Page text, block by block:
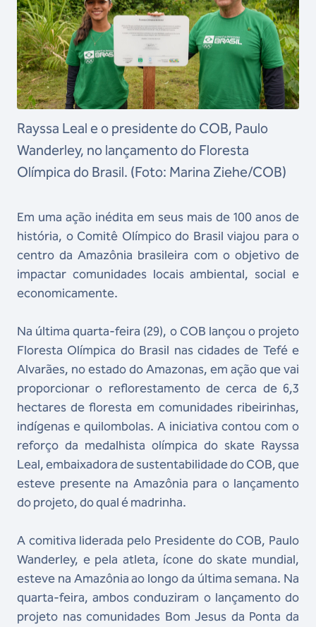
Rayssa Leal e o presidente do COB, Paulo
Wanderley, no lançamento do Floresta
Olímpica do Brasil. (Foto: Marina Ziehe/COB)
Em uma ação inédita em seus mais de 100 anos de
história, o Comitê Olímpico do Brasil viajou para o
centro da Amazônia brasileira com o objetivo de
impactar comunidades locais ambiental, social e
economicamente.
Na última quarta-feira (29), o COB lançou o projeto
Floresta Olímpica do Brasil nas cidades de Tefé e
Alvarães, no estado do Amazonas, em ação que vai
proporcionar o reflorestamento de cerca de 6,3
hectares de floresta em comunidades ribeirinhas,
indígenas e quilombolas. A iniciativa contou com o
reforço da medalhista olímpica do skate Rayssa
Leal, embaixadora de sustentabilidade do COB, que
esteve presente na Amazônia para o lançamento
do projeto, do qual é madrinha.
A comitiva liderada pelo Presidente do COB, Paulo
Wanderley, e pela atleta, ícone do skate mundial,
esteve na Amazônia ao longo da última semana. Na
quarta-feira, ambos conduziram o lançamento do
projeto nas comunidades Bom Jesus da Ponta da